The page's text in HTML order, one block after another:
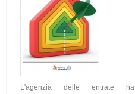
L'agenzia delle entrate ha